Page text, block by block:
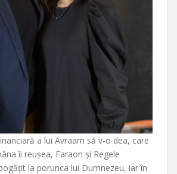
a lui Avraam să v-o dea, care
îi reușea, Faraon și Regele
la porunca lui Dumnezeu, iar în